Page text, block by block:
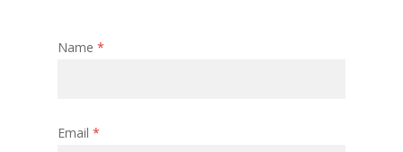
Name *
Email *